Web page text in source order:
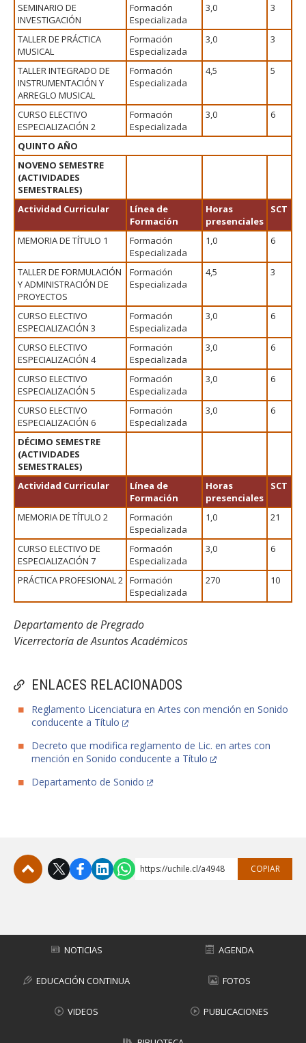
ENLACES RELACIONADOS
Reglamento Licenciatura en Artes con mención en Sonido
conducente a Título
Decreto que modifica reglamento de Lic. en artes con
mención en Sonido conducente a Título
Departamento de Sonido
SEMINARIO DE
INVESTIGACIÓN
Formación
Especializada
3,0 3
TALLER DE PRÁCTICA
MUSICAL
Formación
Especializada
3,0 3
TALLER INTEGRADO DE
INSTRUMENTACIÓN Y
ARREGLO MUSICAL
Formación
Especializada
4,5 5
CURSO ELECTIVO
ESPECIALIZACIÓN 2
Formación
Especializada
3,0 6
QUINTO AÑO
NOVENO SEMESTRE
(ACTIVIDADES
SEMESTRALES)
Actividad Curricular
Línea de
Formación
Horas
presenciales
SCT
MEMORIA DE TÍTULO 1
Formación
Especializada
1,0 6
TALLER DE FORMULACIÓN
Y ADMINISTRACIÓN DE
PROYECTOS
Formación
Especializada
4,5 3
CURSO ELECTIVO
ESPECIALIZACIÓN 3
Formación
Especializada
3,0 6
CURSO ELECTIVO
ESPECIALIZACIÓN 4
Formación
Especializada
3,0 6
CURSO ELECTIVO
ESPECIALIZACIÓN 5
Formación
Especializada
3,0 6
CURSO ELECTIVO
ESPECIALIZACIÓN 6
Formación
Especializada
3,0 6
DÉCIMO SEMESTRE
(ACTIVIDADES
SEMESTRALES)
Actividad Curricular
Línea de
Formación
Horas
presenciales
SCT
MEMORIA DE TÍTULO 2
Formación
Especializada
1,0 21
CURSO ELECTIVO DE
ESPECIALIZACIÓN 7
Formación
Especializada
3,0 6
PRÁCTICA PROFESIONAL 2 Formación
Especializada
270 10
Departamento de Pregrado
Vicerrectoría de Asuntos Académicos
https://uchile.cl/a4948 COPIAR
NOTICIAS AGENDA
EDUCACIÓN CONTINUA FOTOS
VIDEOS PUBLICACIONES